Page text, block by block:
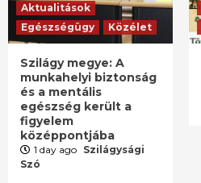
Aktualitások
Egészségügy
Közélet
Szilágy megye: A
munkahelyi biztonság
és a mentális
egészség került a
figyelem
középpontjába
1 day ago Szilágysági
Szó